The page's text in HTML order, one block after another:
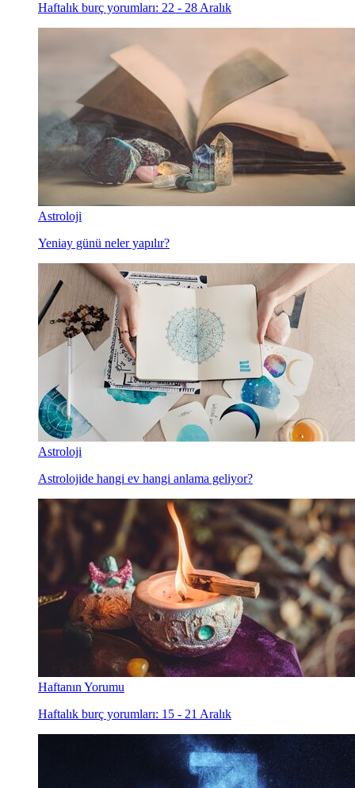
Haftalık burç yorumları: 22 - 28 Aralık
Astroloji
Yeniay günü neler yapılır?
Astroloji
Astrolojide hangi ev hangi anlama geliyor?
Haftanın Yorumu
Haftalık burç yorumları: 15 - 21 Aralık